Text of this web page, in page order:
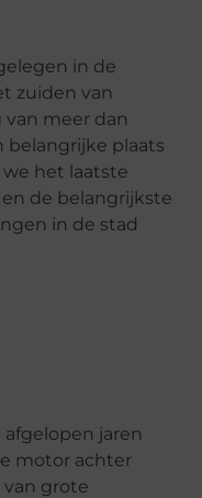
in de
zuiden van
meer dan
belangrijke plaats
het laatste
de belangrijkste
in de stad
afgelopen jaren
motor achter
van grote